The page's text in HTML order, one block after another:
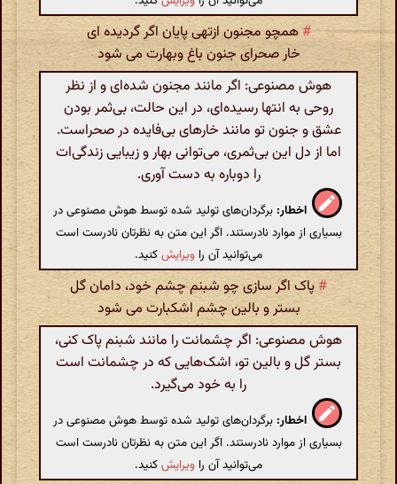
# همچو مجنون ازتهی پایان اگر گردیده ای
خار صحرای جنون باغ وبهارت می شود
هوش مصنوعی: اگر مانند مجنون شده‌ای و از نظر
روحی به انتها رسیده‌ای، در این حالت، بی‌ثمر بودن
عشق و جنون تو مانند خارهای بی‌فایده در صحراست.
اما از دل این بی‌ثمری، می‌توانی بهار و زیبایی زندگی‌ات
را دوباره به دست آوری.
اخطار: برگردان‌های تولید شده توسط هوش مصنوعی در
بسیاری از موارد نادرستند. اگر این متن به نظرتان نادرست است
می‌توانید آن را ویرایشکنید.
#پاک اگر سازی چو شبنم چشم خود، دامان گل
بستر و بالین چشم اشکبارت می شود
هوش مصنوعی: اگر چشمانت را مانند شبنم پاک کنی،
بستر گل و بالین تو، اشک‌هایی که در چشمانت است
را به خود می‌گیرد.
اخطار: برگردان‌های تولید شده توسط هوش مصنوعی در
بسیاری از موارد نادرستند. اگر این متن به نظرتان نادرست است
می‌توانید آن را ویرایشکنید.